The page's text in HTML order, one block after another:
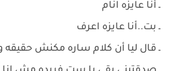
ـ أنا عايزه انام
ـ بت..أنا عايزه اعرف
ـ قال ليا أن كلام ساره مكنش